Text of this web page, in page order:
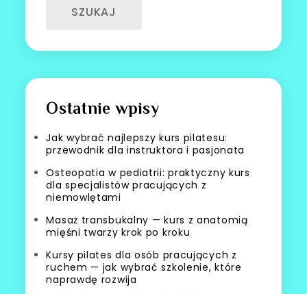
SZUKAJ
Ostatnie wpisy
Jak wybrać najlepszy kurs pilatesu:
przewodnik dla instruktora i pasjonata
Osteopatia w pediatrii: praktyczny kurs
dla specjalistów pracujących z
niemowlętami
Masaż transbukalny — kurs z anatomią
mięśni twarzy krok po kroku
Kursy pilates dla osób pracujących z
ruchem — jak wybrać szkolenie, które
naprawdę rozwija